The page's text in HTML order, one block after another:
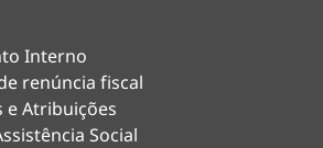
Interno
renúncia fiscal
e Atribuições
Social